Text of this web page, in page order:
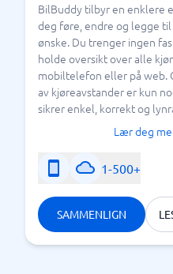
BilBuddy tilbyr en enklere
deg føre, endre og legge
ønske. Du trenger ingen
holde oversikt over alle
mobiltelefon eller på web.
av kjøreavstander er kun
sikrer enkel, korrekt og
Lær deg
1-500+
SAMMENLIGN